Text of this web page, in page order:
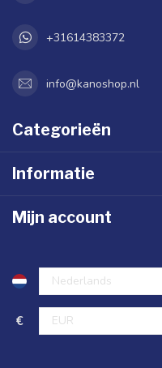
+31614383372
info@kanoshop.nl
Categorieën
Informatie
Mijn account
€